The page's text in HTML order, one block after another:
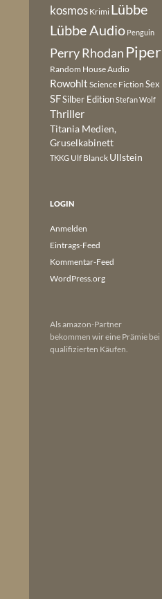
kosmos Krimi Lübbe
Lübbe Audio Penguin
Perry Rhodan Piper
Random House Audio
Rowohlt Science Fiction Sex
SFSilber EditionStefan Wolf
Thriller
Titania Medien,
Gruselkabinett
TKKG Ulf Blanck Ullstein
LOGIN
Anmelden
Eintrags-Feed
Kommentar-Feed
WordPress.org
Als amazon-Partner
bekommen wir eine Prämie bei
qualifizierten Käufen.